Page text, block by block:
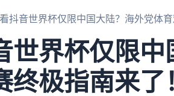
抖音世界杯仅限中国大陆？海外党体育
世界杯仅限中
极指南来了